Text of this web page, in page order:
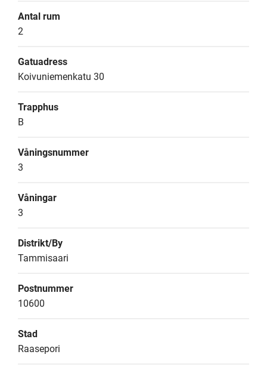
Antal rum
2
Gatuadress
Koivuniemenkatu 30
Trapphus
B
Våningsnummer
3
Våningar
3
Distrikt/By
Tammisaari
Postnummer
10600
Stad
Raasepori